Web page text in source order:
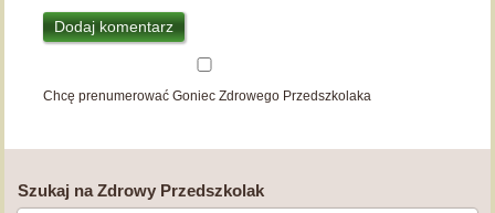
Chcę prenumerować Goniec Zdrowego Przedszkolaka
Szukaj na Zdrowy Przedszkolak